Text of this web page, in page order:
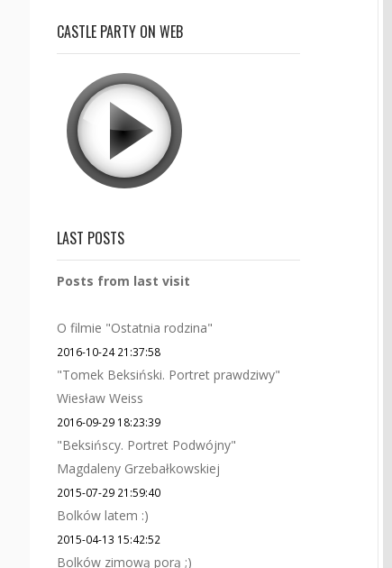
CASTLE PARTY ON WEB
LAST POSTS
Posts from last visit
O filmie "Ostatnia rodzina"
2016-10-24 21:37:58
"Tomek Beksiński. Portret prawdziwy"
Wiesław Weiss
2016-09-29 18:23:39
"Beksińscy. Portret Podwójny"
Magdaleny Grzebałkowskiej
2015-07-29 21:59:40
Bolków latem :)
2015-04-13 15:42:52
Bolków zimową porą ;)